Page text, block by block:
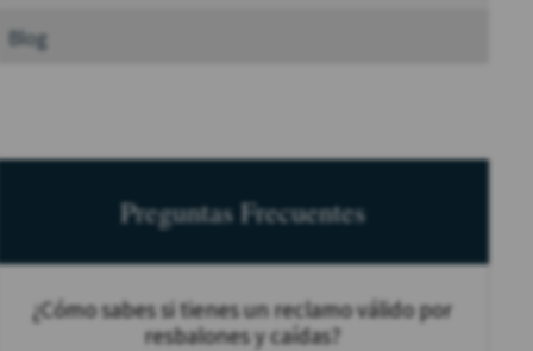
Blog
Preguntas Frecuentes
¿Cómo sabes si tienes un reclamo válido por
resbalones y caídas?